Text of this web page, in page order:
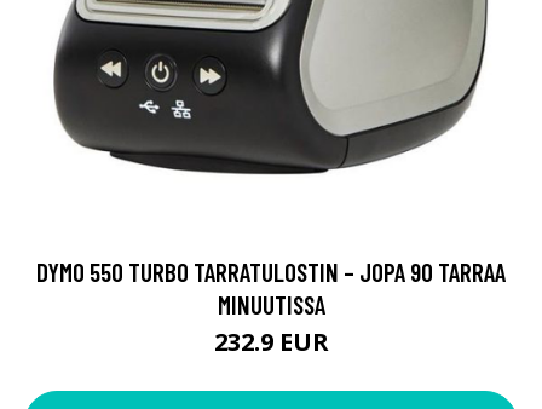
DYMO 550 TURBO TARRATULOSTIN – JOPA 90 TARRAA
MINUUTISSA
232.9 EUR